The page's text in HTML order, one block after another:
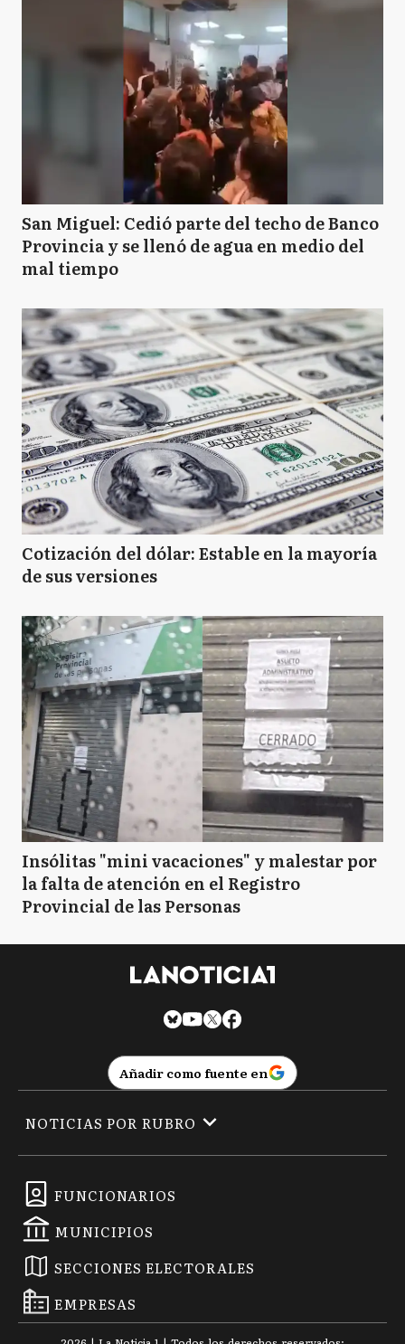
San Miguel: Cedió parte del techo de Banco
Provincia y se llenó de agua en medio del
mal tiempo
Cotización del dólar: Estable en la mayoría
de sus versiones
Insólitas "mini vacaciones" y malestar por
la falta de atención en el Registro
Provincial de las Personas
Añadir como fuente en
FUNCIONARIOS
MUNICIPIOS
SECCIONES ELECTORALES
EMPRESAS
NOTICIAS POR RUBRO